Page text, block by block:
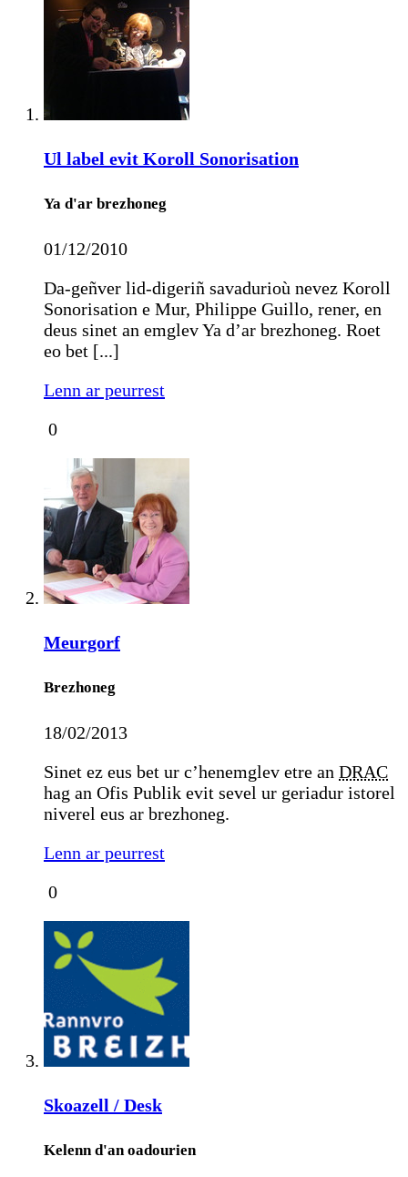
Ul label evit Koroll Sonorisation
Ya d'ar brezhoneg
01/12/2010
Da-geñver lid-digeriñ savadurioù nevez Koroll
Sonorisation e Mur, Philippe Guillo, rener, en
deus sinet an emglev Ya d’ar brezhoneg. Roet
eo bet [...]
Lenn ar peurrest
0
Meurgorf
Brezhoneg
18/02/2013
Sinet ez eus bet ur c’henemglev etre an DRAC
hag an Ofis Publik evit sevel ur geriadur istorel
niverel eus ar brezhoneg.
Lenn ar peurrest
0
Skoazell / Desk
Kelenn d'an oadourien